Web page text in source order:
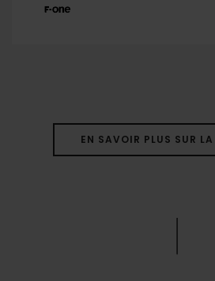
EN SAVOIR PLUS SUR